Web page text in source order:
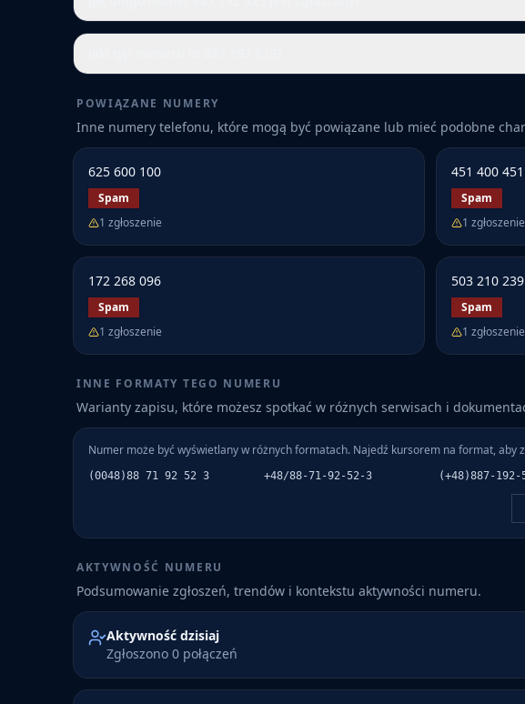
POWIĄZANE NUMERY
Inne numery telefonu, które mogą być powiązane lub mieć podobne
625 600 100
Spam
1 zgłoszenie
451 400 451
Spam
1 zgłoszenie
172 268 096
Spam
1 zgłoszenie
503 210 239
Spam
1 zgłoszenie
INNE FORMATY TEGO NUMERU
Warianty zapisu, które możesz spotkać w różnych serwisach i
Numer może być wyświetlany w różnych formatach. Najedź kursorem na format, aby
(0048)88 71 92 52 3 +48/88-71-92-52-3 (+48)887-192-
AKTYWNOŚĆ NUMERU
Podsumowanie zgłoszeń, trendów i kontekstu aktywności numeru.
Aktywność dzisiaj
Zgłoszono 0 połączeń